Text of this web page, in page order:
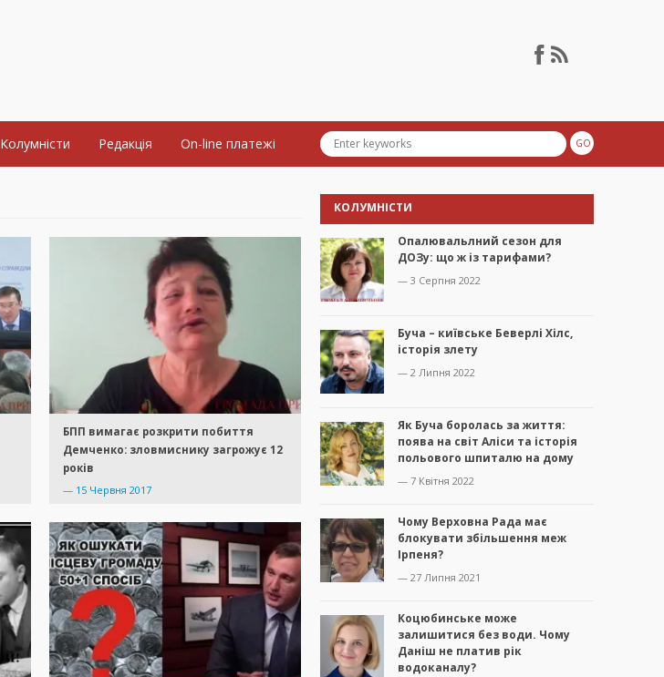
Колумністи Редакція On-line платежі
БПП вимагає розкрити побиття
Демченко: зловмиснику загрожує 12
років
— 15 Червня 2017
КОЛУМНІСТИ
Опалювальлний сезон для
ДОЗу: що ж із тарифами?
— 3 Серпня 2022
Буча – київське Беверлі Хілс,
історія злету
— 2 Липня 2022
Як Буча боролась за життя:
поява на світ Аліси та історія
польового шпиталю на дому
— 7 Квітня 2022
Чому Верховна Рада має
блокувати збільшення меж
Ірпеня?
— 27 Липня 2021
Коцюбинське може
залишитися без води. Чому
Даніш не платив рік
водоканалу?